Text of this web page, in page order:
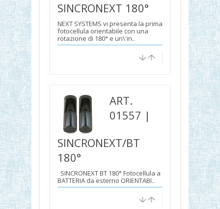
SINCRONEXT 180°
NEXT SYSTEMS vi presenta la prima
fotocellula orientabile con una
rotazione di 180° e un\'in..
ART.
01557 |
SINCRONEXT/BT
180°
SINCRONEXT BT 180° Fotocellula a
BATTERIA da esterno ORIENTABI..